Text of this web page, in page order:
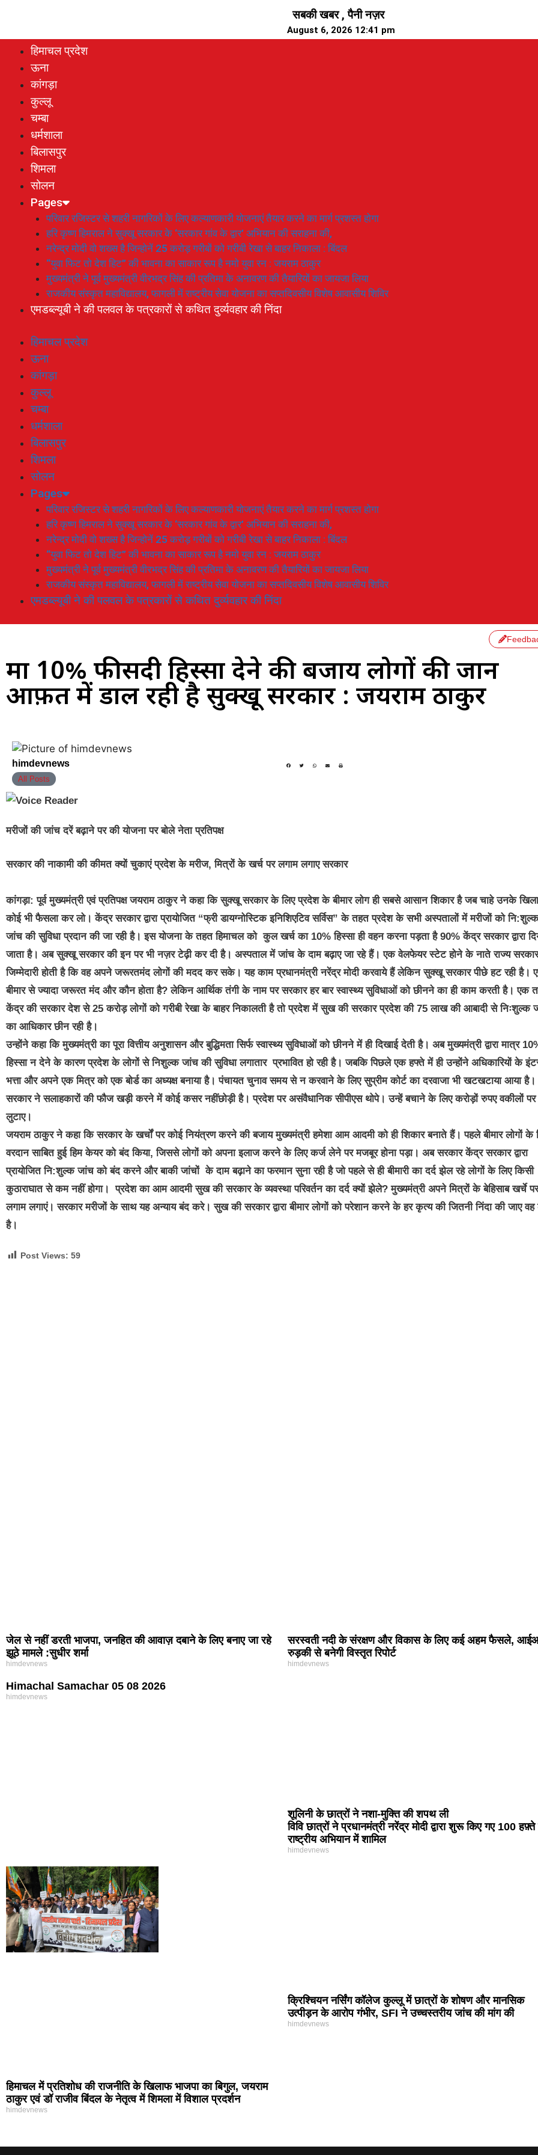
सबकी खबर , पैनी नज़र
August 6, 2026 12:41 pm
हिमाचल प्रदेश
ऊना
कांगड़ा
कुल्लू
चम्बा
धर्मशाला
बिलासपुर
शिमला
सोलन
Pages
परिवार रजिस्टर से शहरी नागरिकों के लिए कल्याणकारी योजनाएं तैयार करने का मार्ग प्रशस्त होगा
हरि कृष्ण हिमराल ने सुक्खू सरकार के ‘सरकार गांव के द्वार’ अभियान की सराहना की,
नरेन्द्र मोदी वो शख्स है जिन्होनें 25 करोड़ गरीबों को गरीबी रेखा से बाहर निकाला : बिंदल
“युवा फिट तो देश हिट” की भावना का साकार रूप है नमो युवा रन : जयराम ठाकुर
मुख्यमंत्री ने पूर्व मुख्यमंत्री वीरभद्र सिंह की प्रतिमा के अनावरण की तैयारियों का जायजा लिया
राजकीय संस्कृत महाविद्यालय, फागली में राष्ट्रीय सेवा योजना का सप्तदिवसीय विशेष आवासीय शिविर
एमडब्ल्यूबी ने की पलवल के पत्रकारों से कथित दुर्व्यवहार की निंदा
हिमाचल प्रदेश
ऊना
कांगड़ा
कुल्लू
चम्बा
धर्मशाला
बिलासपुर
शिमला
सोलन
Pages
परिवार रजिस्टर से शहरी नागरिकों के लिए कल्याणकारी योजनाएं तैयार करने का मार्ग प्रशस्त होगा
हरि कृष्ण हिमराल ने सुक्खू सरकार के ‘सरकार गांव के द्वार’ अभियान की सराहना की,
नरेन्द्र मोदी वो शख्स है जिन्होनें 25 करोड़ गरीबों को गरीबी रेखा से बाहर निकाला : बिंदल
“युवा फिट तो देश हिट” की भावना का साकार रूप है नमो युवा रन : जयराम ठाकुर
मुख्यमंत्री ने पूर्व मुख्यमंत्री वीरभद्र सिंह की प्रतिमा के अनावरण की तैयारियों का जायजा लिया
राजकीय संस्कृत महाविद्यालय, फागली में राष्ट्रीय सेवा योजना का सप्तदिवसीय विशेष आवासीय शिविर
एमडब्ल्यूबी ने की पलवल के पत्रकारों से कथित दुर्व्यवहार की निंदा
मात्र 10% फीसदी हिस्सा देने की बजाय लोगों की जान
आफ़त में डाल रही है सुक्खू सरकार : जयराम ठाकुर
himdevnews
All Posts
मरीजों की जांच दरें बढ़ाने पर की योजना पर बोले नेता प्रतिपक्ष
सरकार की नाकामी की कीमत क्यों चुकाएं प्रदेश के मरीज, मित्रों के खर्च पर लगाम लगाए सरकार
कांगड़ा: पूर्व मुख्यमंत्री एवं प्रतिपक्ष जयराम ठाकुर ने कहा कि सुक्खू सरकार के लिए प्रदेश के बीमार लोग ही सबसे आसान शिकार है जब चाहे उनके
कोई भी फैसला कर लो। केंद्र सरकार द्वारा प्रायोजित “फ्री डायग्नोस्टिक इनिशिएटिव सर्विस” के तहत प्रदेश के सभी अस्पतालों में मरीजों को नि:शुल्क
जांच की सुविधा प्रदान की जा रही है। इस योजना के तहत हिमाचल को कुल खर्च का 10% हिस्सा ही वहन करना पड़ता है 90% केंद्र सरकार द्वारा
जाता है। अब सुक्खू सरकार की इन पर भी नज़र टेढ़ी कर दी है। अस्पताल में जांच के दाम बढ़ाए जा रहे हैं। एक वेलफेयर स्टेट होने के नाते राज्य
जिम्मेदारी होती है कि वह अपने जरूरतमंद लोगों की मदद कर सके। यह काम प्रधानमंत्री नरेंद्र मोदी करवाये हैं लेकिन सुक्खू सरकार पीछे हट रही है।
बीमार से ज्यादा जरूरत मंद और कौन होता है? लेकिन आर्थिक तंगी के नाम पर सरकार हर बार स्वास्थ्य सुविधाओं को छीनने का ही काम करती है। एक
केंद्र की सरकार देश से 25 करोड़ लोगों को गरीबी रेखा के बाहर निकालती है तो प्रदेश में सुख की सरकार प्रदेश की 75 लाख की आबादी से निःशुल्क
का आधिकार छीन रही है।
उन्होंने कहा कि मुख्यमंत्री का पूरा वित्तीय अनुशासन और बुद्धिमता सिर्फ स्वास्थ्य सुविधाओं को छीनने में ही दिखाई देती है। अब मुख्यमंत्री द्वारा मात्र
हिस्सा न देने के कारण प्रदेश के लोगों से निशुल्क जांच की सुविधा लगातार प्रभावित हो रही है। जबकि पिछले एक हफ्ते में ही उन्होंने अधिकारियों के
भत्ता और अपने एक मित्र को एक बोर्ड का अध्यक्ष बनाया है। पंचायत चुनाव समय से न करवाने के लिए सुप्रीम कोर्ट का दरवाजा भी खटखटाया आया है।
सरकार ने सलाहकारों की फौज खड़ी करने में कोई कसर नहींछोड़ी है। प्रदेश पर असंवैधानिक सीपीएस थोपे। उन्हें बचाने के लिए करोड़ों रुपए वकीलों पर
लुटाए।
जयराम ठाकुर ने कहा कि सरकार के खर्चों पर कोई नियंत्रण करने की बजाय मुख्यमंत्री हमेशा आम आदमी को ही शिकार बनाते हैं। पहले बीमार लोगों के
वरदान साबित हुई हिम केयर को बंद किया, जिससे लोगों को अपना इलाज करने के लिए कर्ज लेने पर मजबूर होना पड़ा। अब सरकार केंद्र सरकार द्वारा
प्रायोजित नि:शुल्क जांच को बंद करने और बाकी जांचों के दाम बढ़ाने का फरमान सुना रही है जो पहले से ही बीमारी का दर्द झेल रहे लोगों के लिए किसी
कुठाराघात से कम नहीं होगा। प्रदेश का आम आदमी सुख की सरकार के व्यवस्था परिवर्तन का दर्द क्यों झेले? मुख्यमंत्री अपने मित्रों के बेहिसाब खर्चे पर
लगाम लगाएं। सरकार मरीजों के साथ यह अन्याय बंद करे। सुख की सरकार द्वारा बीमार लोगों को परेशान करने के हर कृत्य की जितनी निंदा की जाए
है।
Post Views: 59
जेल से नहीं डरती भाजपा, जनहित की आवाज़ दबाने के लिए बनाए जा रहे
झूठे मामले :सुधीर शर्मा
himdevnews
सरस्वती नदी के संरक्षण और विकास के लिए कई अहम फैसले,
रुड़की से बनेगी विस्तृत रिपोर्ट
himdevnews
Himachal Samachar 05 08 2026
himdevnews
शूलिनी के छात्रों ने नशा-मुक्ति की शपथ ली
विवि छात्रों ने प्रधानमंत्री नरेंद्र मोदी द्वारा शुरू किए गए 100
राष्ट्रीय अभियान में शामिल
himdevnews
हिमाचल में प्रतिशोध की राजनीति के खिलाफ भाजपा का बिगुल, जयराम
ठाकुर एवं डॉ राजीव बिंदल के नेतृत्व में शिमला में विशाल प्रदर्शन
himdevnews
क्रिश्चियन नर्सिंग कॉलेज कुल्लू में छात्रों के शोषण और मानसिक
उत्पीड़न के आरोप गंभीर, SFI ने उच्चस्तरीय जांच की मांग की
himdevnews